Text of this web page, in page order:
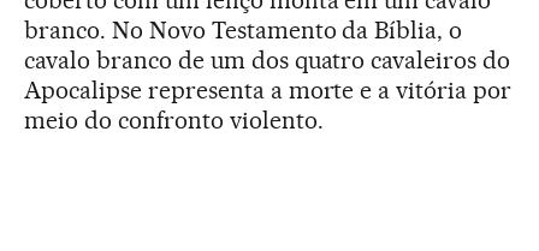
branco. No Novo Testamento da Bíblia, o
cavalo branco de um dos quatro cavaleiros do
Apocalipse representa a morte e a vitória por
meio do confronto violento.